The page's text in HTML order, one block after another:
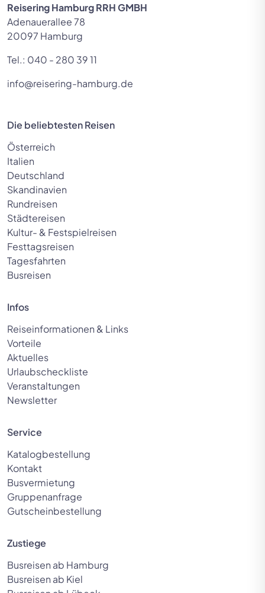
Reisering Hamburg RRH GMBH
Adenauerallee 78
20097 Hamburg
Tel.: 040 - 280 39 11
info@reisering-hamburg.de
Die beliebtesten Reisen
Österreich
Italien
Deutschland
Skandinavien
Rundreisen
Städtereisen
Kultur- & Festspielreisen
Festtagsreisen
Tagesfahrten
Busreisen
Infos
Reiseinformationen & Links
Vorteile
Aktuelles
Urlaubscheckliste
Veranstaltungen
Newsletter
Service
Katalogbestellung
Kontakt
Busvermietung
Gruppenanfrage
Gutscheinbestellung
Zustiege
Busreisen ab Hamburg
Busreisen ab Kiel